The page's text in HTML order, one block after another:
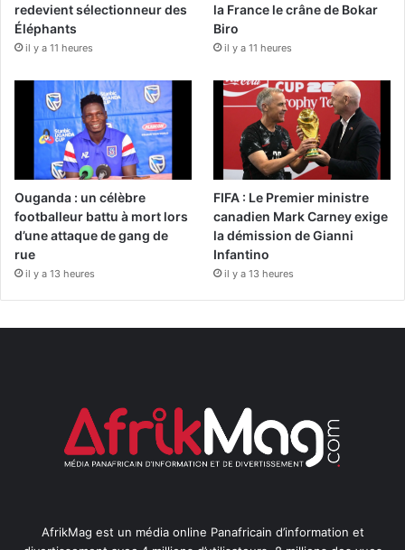
redevient sélectionneur des
Éléphants
il y a 11 heures
la France le crâne de Bokar
Biro
il y a 11 heures
Ouganda : un célèbre
footballeur battu à mort lors
d’une attaque de gang de
rue
il y a 13 heures
FIFA : Le Premier ministre
canadien Mark Carney exige
la démission de Gianni
Infantino
il y a 13 heures
AfrikMag est un média online Panafricain d’information et